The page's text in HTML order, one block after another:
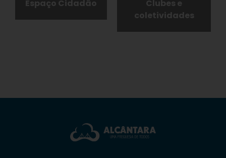
Espaço Cidadão
Clubes e
coletividades